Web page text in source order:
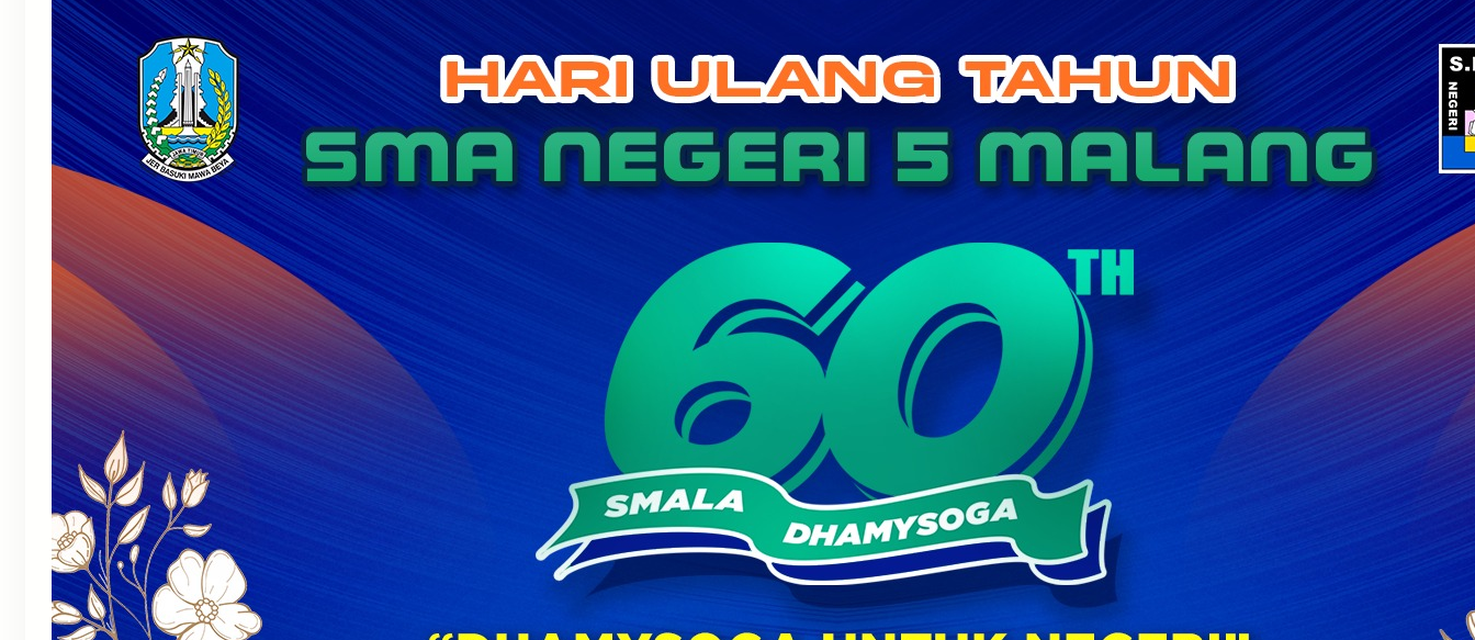
BERITA
BERITA PENDIDIKAN
KEGIATAN SEKOLAH
KERJA SAMA
KOLOM GURU
Tak Berkategori
Recent Posts
SMA Negeri 5 Malang Gelar Sosialisasi Tes
Kemampuan Akademik (TKA) bagi Siswa Kelas
XII Libatkan Orang Tua dan Komite Sekolah
30 July 2026
PERINGATAN HUT KE – 60 SMA NEGERI 5 KOTA
MALANG “DHAMYSOGA UNTUK NEGERI”
22 September 2025